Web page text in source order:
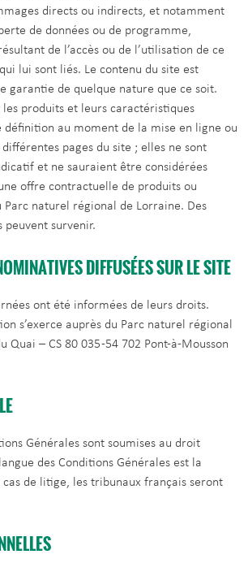
directs ou indirects, et notamment
de données ou de programme,
de l’accès ou de l’utilisation de ce
lui sont liés. Le contenu du site est
garantie de quelque nature que ce soit.
produits et leurs caractéristiques
définition au moment de la mise en ligne ou
pages du site ; elles ne sont
et ne sauraient être considérées
offre contractuelle de produits ou
Parc naturel régional de Lorraine. Des
peuvent survenir.
DIFFUSÉES SUR LE SITE
ont été informées de leurs droits.
s’exerce auprès du Parc naturel régional
Quai – CS 80 035 -54 702 Pont-à-Mousson
Générales sont soumises au droit
des Conditions Générales est la
cas de litige, les tribunaux français seront